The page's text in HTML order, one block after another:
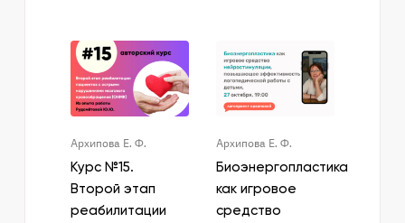
Архипова Е. Ф.
Курс №15.
Второй этап
реабилитации
Архипова Е. Ф.
Биоэнергопластика
как игровое
средство